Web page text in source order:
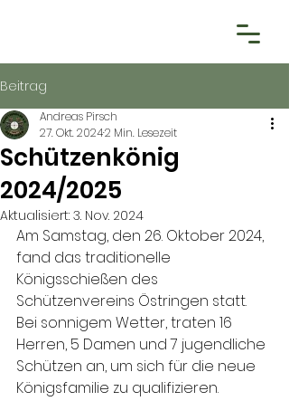
Beitrag
Schützenkönig
2024/2025
Andreas Pirsch
27. Okt. 20242 Min. Lesezeit
Aktualisiert: 3. Nov. 2024
Am Samstag, den 26. Oktober 2024,
fand das traditionelle
Königsschießen des
Schützenvereins Östringen statt.
Bei sonnigem Wetter, traten 16
Herren, 5 Damen und 7 jugendliche
Schützen an, um sich für die neue
Königsfamilie zu qualifizieren.